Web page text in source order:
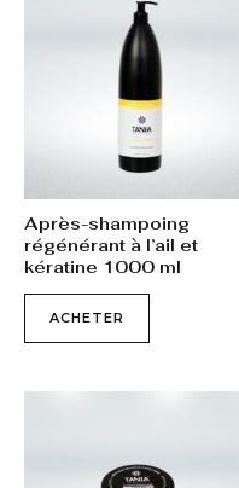
Après-shampoing
régénérant à l’ail et
kératine 1000 ml
ACHETER